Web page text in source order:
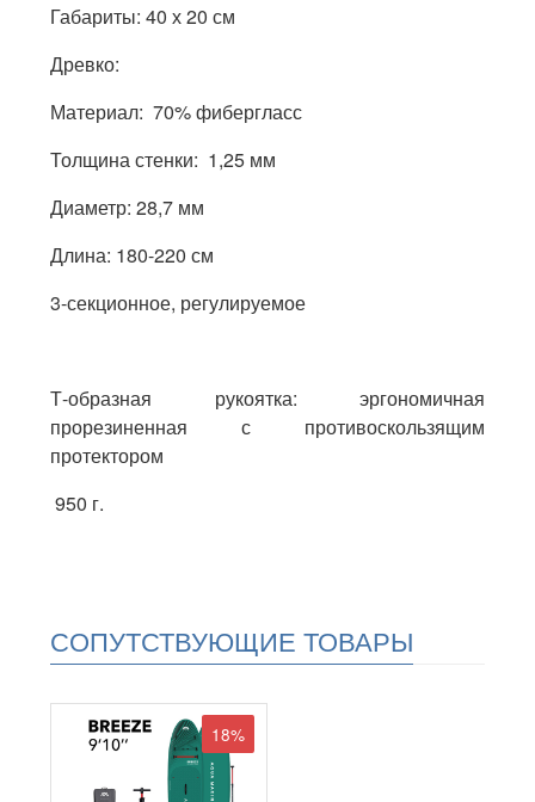
Габариты: 40 х 20 см
Древко:
Материал: 70% фибергласс
Толщина стенки: 1,25 мм
Диаметр: 28,7 мм
Длина: 180-220 см
3-секционное, регулируемое
Т-образная рукоятка: эргономичная
прорезиненная с противоскользящим
протектором
950 г.
СОПУТСТВУЮЩИЕ ТОВАРЫ
18%